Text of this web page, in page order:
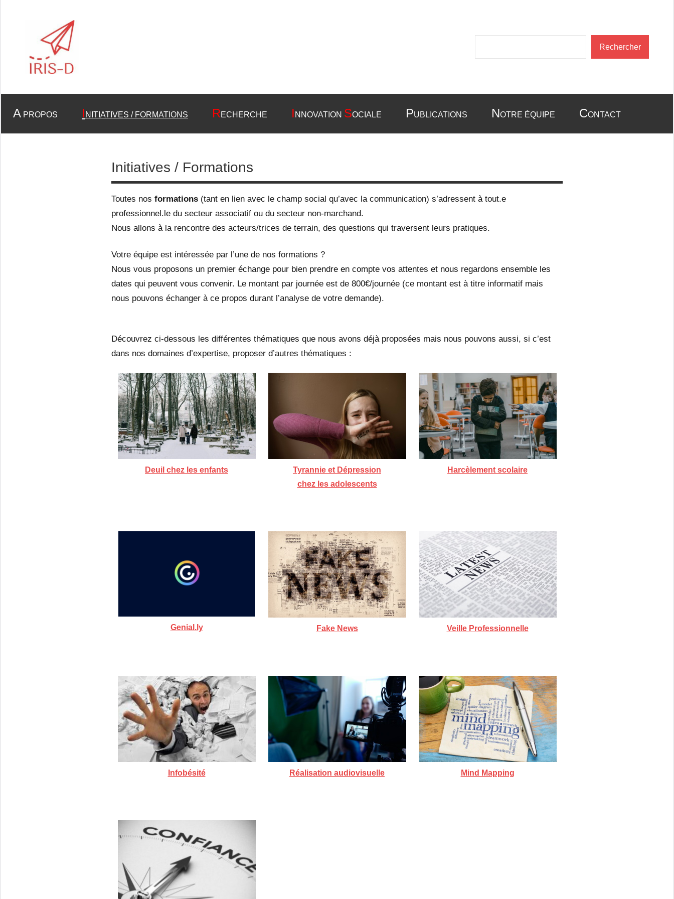
D
Formation
Rechercher
A PROPOS I NITIATIVES / FORMATIONS RECHERCHE I NNOVATION SOCIALE PUBLICATIONS NOTRE ÉQUIPE CONTACT
Initiatives / Formations
Toutes nos formations (tant en lien avec le champ social qu’avec la communication) s’adressent à tout.e
professionnel.le du secteur associatif ou du secteur non-marchand.
Nous allons à la rencontre des acteurs/trices de terrain, des questions qui traversent leurs pratiques.
Votre équipe est intéressée par l’une de nos formations ?
Nous vous proposons un premier échange pour bien prendre en compte vos attentes et nous regardons ensemble les
dates qui peuvent vous convenir. Le montant par journée est de 800€/journée (ce montant est à titre informatif mais
nous pouvons échanger à ce propos durant l’analyse de votre demande).
Découvrez ci-dessous les différentes thématiques que nous avons déjà proposées mais nous pouvons aussi, si c’est
dans nos domaines d’expertise, proposer d’autres thématiques :
Deuil chez les enfants
Tyrannie et Dépression
chez les adolescents
Harcèlement scolaire
Genial.ly Fake News Veille Professionnelle
Infobésité Réalisation audiovisuelle Mind Mapping